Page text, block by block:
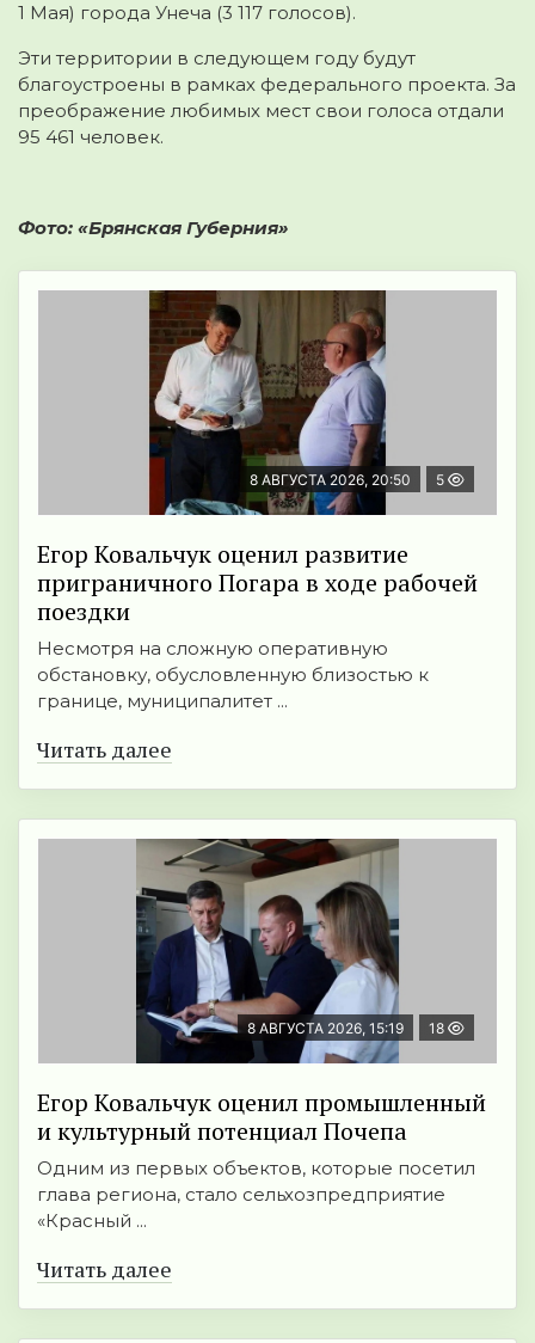
1 Мая) города Унеча (3 117 голосов).
Эти территории в следующем году будут
благоустроены в рамках федерального проекта. За
преображение любимых мест свои голоса отдали
95 461 человек.
Фото: «Брянская Губерния»
8 АВГУСТА 2026, 20:50 5
Егор Ковальчук оценил развитие
приграничного Погара в ходе рабочей
поездки
Несмотря на сложную оперативную
обстановку, обусловленную близостью к
границе, муниципалитет ...
Читать далее
8 АВГУСТА 2026, 15:19 18
Егор Ковальчук оценил промышленный
и культурный потенциал Почепа
Одним из первых объектов, которые посетил
глава региона, стало сельхозпредприятие
«Красный ...
Читать далее